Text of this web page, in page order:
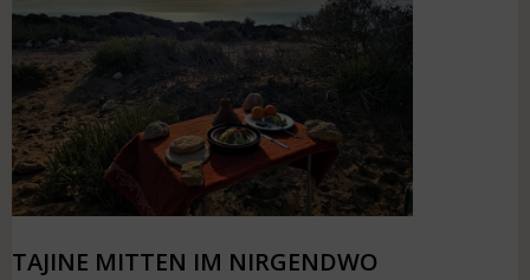
Widmung
Kontakt
Impressum
Datenschutz
TAJINE MITTEN IM NIRGENDWO